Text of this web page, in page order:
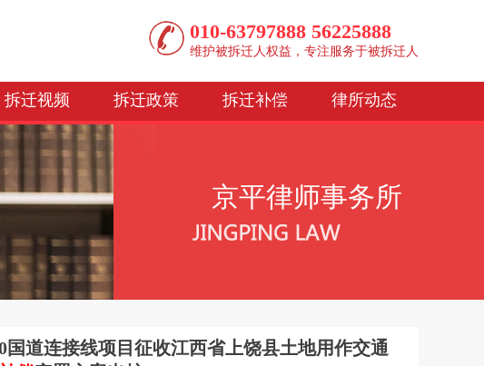
010-63797888 56225888
维护被拆迁人权益，专注服务于被拆迁人
拆迁视频 拆迁政策 拆迁补偿 律所动态
京平律师事务所
国道连接线项目征收江西省上饶县土地用作交通